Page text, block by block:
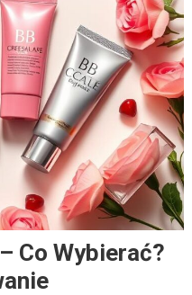
Co Wybierać?